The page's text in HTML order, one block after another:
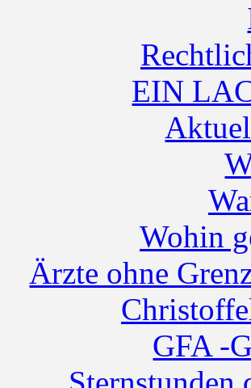
EIN
Wohin
Ärzte ohne
GFA -